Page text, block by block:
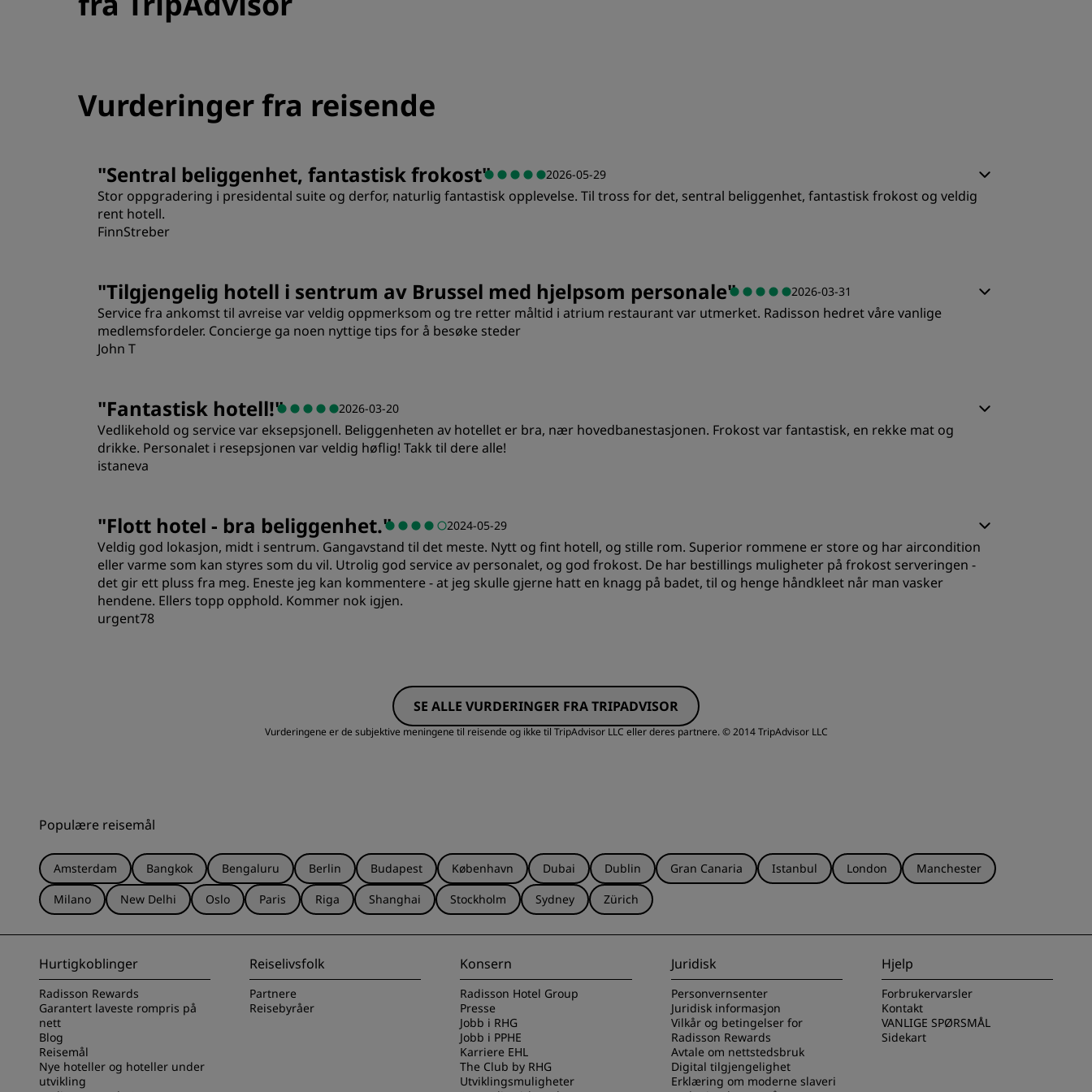
Matservering
Radisson Hotels-app
Radisson Rewards
Slik bruker du poeng
Slik tjener du poeng
Vurderinger fra reisende
"Sentral beliggenhet, fantastisk frokost" 2026-05-29
Stor oppgradering i presidental suite og derfor, naturlig fantastisk opplevelse. Til tross for det, sentral beliggenhet, fantastisk frokost og veldig
rent hotell.
FinnStreber
Sted Renslighet
"Tilgjengelig hotell i sentrum av Brussel med hjelpsom personale" 2026-03-31
Service fra ankomst til avreise var veldig oppmerksom og tre retter måltid i atrium restaurant var utmerket. Radisson hedret våre vanlige
medlemsfordeler. Concierge ga noen nyttige tips for å besøke steder
John T
"Fantastisk hotell!" 2026-03-20
Vedlikehold og service var eksepsjonell. Beliggenheten av hotellet er bra, nær hovedbanestasjonen. Frokost var fantastisk, en rekke mat og
drikke. Personalet i resepsjonen var veldig høflig! Takk til dere alle!
istaneva
Sted Renslighet Service
"Flott hotel - bra beliggenhet." 2024-05-29
Veldig god lokasjon, midt i sentrum. Gangavstand til det meste. Nytt og fint hotell, og stille rom. Superior rommene er store og har aircondition
eller varme som kan styres som du vil. Utrolig god service av personalet, og god frokost. De har bestillings muligheter på frokost serveringen -
det gir ett pluss fra meg. Eneste jeg kan kommentere - at jeg skulle gjerne hatt en knagg på badet, til og henge håndkleet når man vasker
hendene. Ellers topp opphold. Kommer nok igjen.
urgent78
SE ALLE VURDERINGER FRA TRIPADVISOR
Vurderingene er de subjektive meningene til reisende og ikke til TripAdvisor LLC eller deres partnere. © 2014 TripAdvisor LLC
Populære reisemål
Amsterdam Bangkok Bengaluru Berlin Budapest København Dubai Dublin Gran Canaria Istanbul London
Manchester
Milano
New Delhi Oslo Paris Riga Shanghai Stockholm Sydney Zürich
Hurtigkoblinger
Radisson Rewards
Garantert laveste rompris på
nett
Blog
Reisemål
Nye hoteller og hoteller under
utvikling
Reiselivsfolk
Partnere
Reisebyråer
Konsern
Radisson Hotel Group
Presse
Jobb i RHG
Jobb i PPHE
Karriere EHL
The Club by RHG
Utviklingsmuligheter
Juridisk
Personvernsenter
Juridisk informasjon
Vilkår og betingelser for
Radisson Rewards
Avtale om nettstedsbruk
Digital tilgjengelighet
Erklæring om moderne slaveri
Hjelp
Forbrukervarsler
Kontakt
VANLIGE SPØRSMÅL
Sidekart